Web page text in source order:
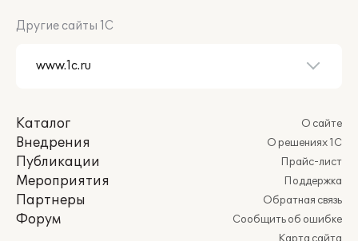
Другие сайты 1С
Каталог
Внедрения
Публикации
Мероприятия
Партнеры
Форум
О сайте
О решениях 1С
Прайс-лист
Поддержка
Обратная связь
Сообщить об ошибке